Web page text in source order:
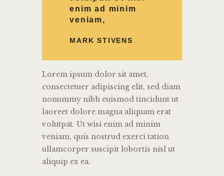
enim ad minim
veniam,
MARK STIVENS
Lorem ipsum dolor sit amet,
consectetuer adipiscing elit, sed diam
nonummy nibh euismod tincidunt ut
laoreet dolore magna aliquam erat
volutpat. Ut wisi enim ad minim
veniam, quis nostrud exerci tation
ullamcorper suscipit lobortis nisl ut
aliquip ex ea.